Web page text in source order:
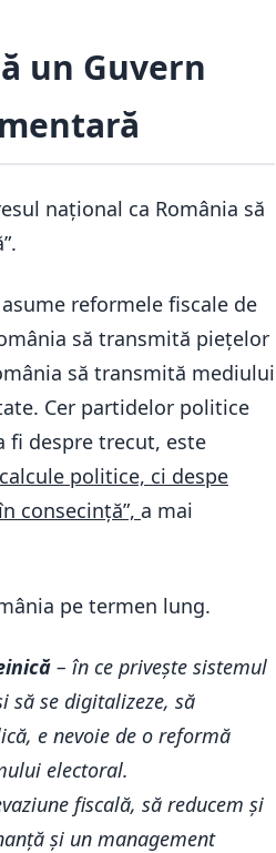
un Guvern
național ca România să
reformele fiscale de
să transmită piețelor
să transmită mediului
Cer partidelor politice
fi despre trecut, este
politice, ci despe
consecință”, a mai
pe termen lung.
– în ce privește sistemul
să se digitalizeze, să
e nevoie de o reformă
electoral.
fiscală, să reducem și
și un management